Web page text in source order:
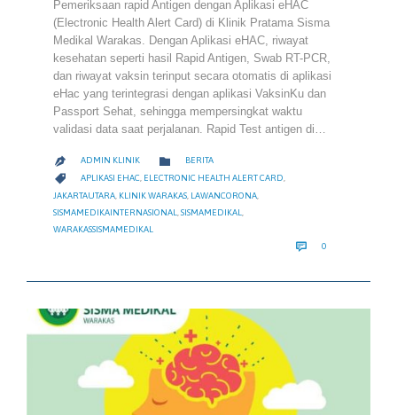
Pemeriksaan rapid Antigen dengan Aplikasi eHAC
(Electronic Health Alert Card) di Klinik Pratama Sisma
Medikal Warakas. Dengan Aplikasi eHAC, riwayat
kesehatan seperti hasil Rapid Antigen, Swab RT-PCR,
dan riwayat vaksin terinput secara otomatis di aplikasi
eHac yang terintegrasi dengan aplikasi VaksinKu dan
Passport Sehat, sehingga mempersingkat waktu
validasi data saat perjalanan. Rapid Test antigen di…
 ADMIN KLINIK  CATEGORY
BERITA
 CATEGORY
APLIKASI EHAC, ELECTRONIC HEALTH ALERT CARD,
JAKARTAUTARA KLINIK WARAKAS LAWANCORONA
SISMAMEDIKAINTERNASIONAL
SISMAMEDIKAL
WARAKASSISMAMEDIKAL
 0